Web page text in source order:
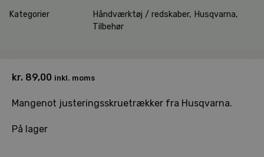
Kategorier Håndværktøj / redskaber, Husqvarna,
Tilbehør
kr. 89,00 inkl. moms
Mangenot justeringsskruetrækker fra Husqvarna.
På lager